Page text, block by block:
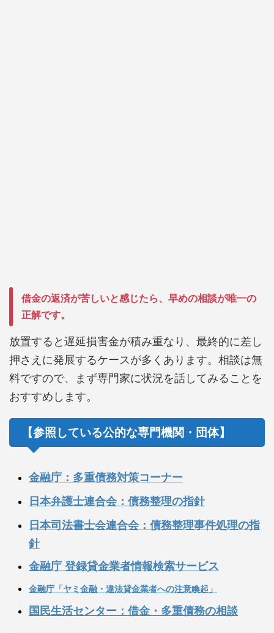
借金の返済が苦しいと感じたら、早めの相談が唯一の
正解です。
放置すると遅延損害金が積み重なり、最終的に差し
押さえに発展するケースが多くあります。相談は無
料ですので、まず専門家に状況を話してみることを
おすすめします。
【参照している公的な専門機関・団体】
金融庁：多重債務対策コーナー
日本弁護士連合会：債務整理の指針
日本司法書士会連合会：債務整理事件処理の指
針
金融庁 登録貸金業者情報検索サービス
金融庁「ヤミ金融・違法貸金業者への注意喚起」
国民生活センター：借金・多重債務の相談